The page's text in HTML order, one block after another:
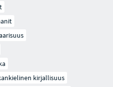
kirjallisuus